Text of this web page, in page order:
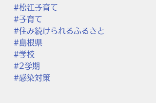
#松江子育て
#子育て
#住み続けられるふるさと
#島根県
#学校
#2学期
#感染対策